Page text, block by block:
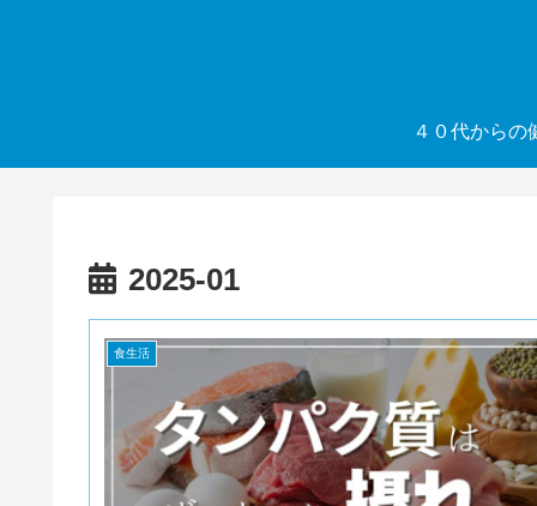
４０代からの
2025-01
食生活